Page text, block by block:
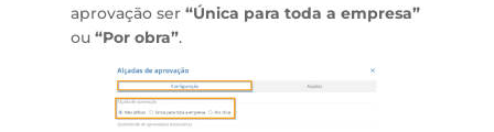
aprovação ser “Única para toda a empresa”
ou “Por obra”.